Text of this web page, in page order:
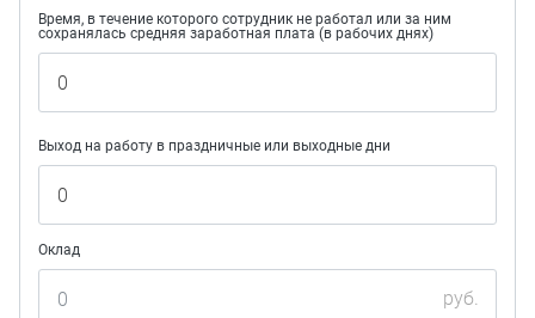
Время, в течение которого сотрудник не работал или за ним
сохранялась средняя заработная плата (в рабочих днях)
Выход на работу в праздничные или выходные дни
Оклад
руб.